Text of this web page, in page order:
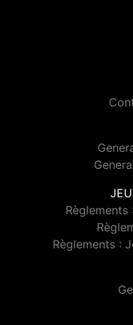
Règlements :